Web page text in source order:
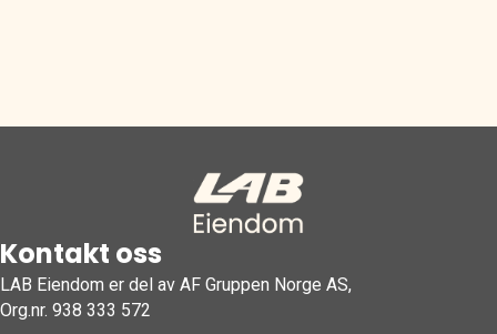
Kontakt oss
LAB Eiendom er del av AF Gruppen Norge AS,
Org.nr. 938 333 572